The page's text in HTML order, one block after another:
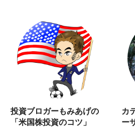
投資ブロガーもみあげの
「米国株投資のコツ」
カ
ー